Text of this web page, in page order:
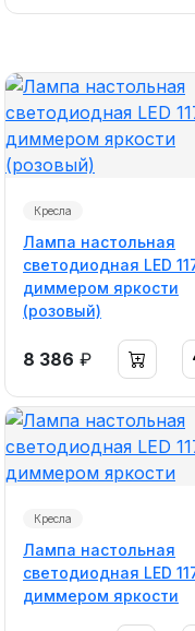
Кресла
Лампа настольная
светодиодная LED
диммером яркости
(розовый)
8 386 ₽
Кресла
Лампа настольная
светодиодная LED
диммером яркости